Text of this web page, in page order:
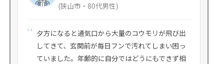
(狭山市・80代男性)
夕方になると通気口から大量のコウモリが飛び出
してきて、玄関前が毎日フンで汚れてしまい困っ
ていました。年齢的に自分ではどうにもできず相